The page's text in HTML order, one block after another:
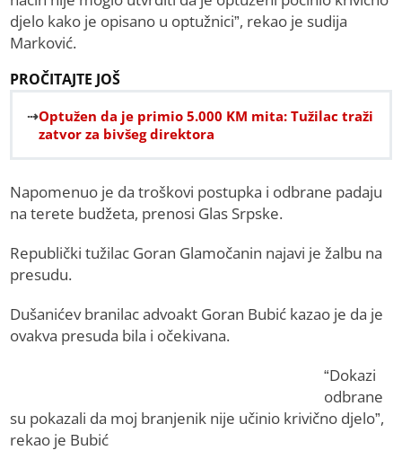
djelo kako je opisano u optužnici”, rekao je sudija
Marković.
PROČITAJTE JOŠ
Optužen da je primio 5.000 KM mita: Tužilac traži
zatvor za bivšeg direktora
Napomenuo je da troškovi postupka i odbrane padaju
na terete budžeta, prenosi Glas Srpske.
Republički tužilac Goran Glamočanin najavi je žalbu na
presudu.
Dušanićev branilac advoakt Goran Bubić kazao je da je
ovakva presuda bila i očekivana.
“Dokazi
odbrane
su pokazali da moj branjenik nije učinio krivično djelo”,
rekao je Bubić